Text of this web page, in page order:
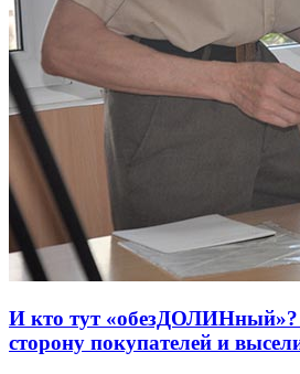
И кто тут «обезДОЛИНный»?
сторону покупателей и